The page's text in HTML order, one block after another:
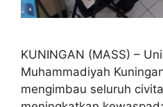
KUNINGAN (MASS) –
Muhammadiyah
mengimbau seluruh